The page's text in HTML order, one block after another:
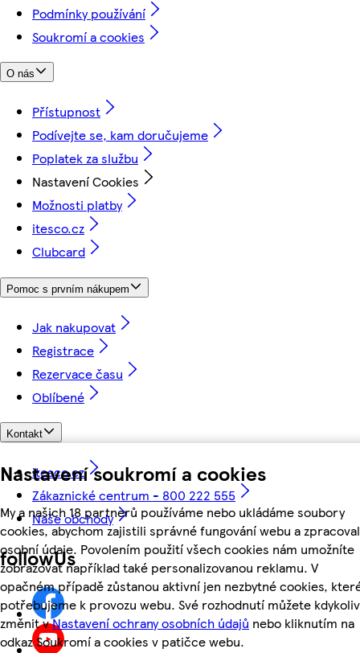
Nastavení soukromí a cookies
My a našich 18 partnerů používáme nebo ukládáme soubory
cookies, abychom zajistili správné fungování webu a
osobní údaje. Povolením použití všech cookies nám umožníte
zobrazovat například také personalizovanou reklamu. V
opačném případě zůstanou aktivní jen nezbytné cookies,
potřebujeme k provozu webu. Své rozhodnutí můžete kdykoliv
změnit vNastavení ochrany osobních údajů nebo kliknutím na
odkaz Soukromí a cookies v patičce webu.
Podmínky používání
Soukromí a cookies
O nás
Přístupnost
Podívejte se, kam doručujeme
Poplatek za službu
Nastavení Cookies
Možnosti platby
itesco.cz
Clubcard
Pomoc s prvním nákupem
Jak nakupovat
Registrace
Rezervace času
Oblíbené
Kontakt
itesco.cz
Zákaznické centrum - 800 222 555
Naše obchody
followUs